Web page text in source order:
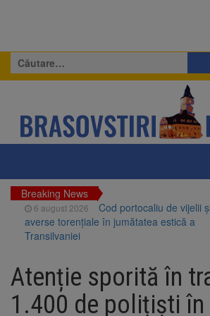
Caută
după:
Breaking News
6 august 2026
Cod portocaliu de vijelii
averse torențiale în jumătatea estică a
Transilvaniei
după ce și-ar fi agresat soția de două ori în
câteva zile
6 august 2026
Urmele atelajului i-au
pe polițiști la cioate. Bărbat prins în
Atenție sporită în
1.400 de polițiști în